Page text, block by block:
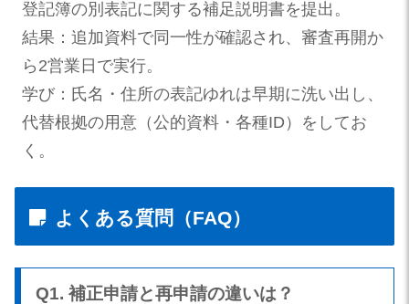
登記簿の別表記に関する補足説明書を提出。
結果：追加資料で同一性が確認され、審査再開か
ら2営業日で実行。
学び：氏名・住所の表記ゆれは早期に洗い出し、
代替根拠の用意（公的資料・各種ID）をしてお
く。
よくある質問（FAQ）
Q1. 補正申請と再申請の違いは？